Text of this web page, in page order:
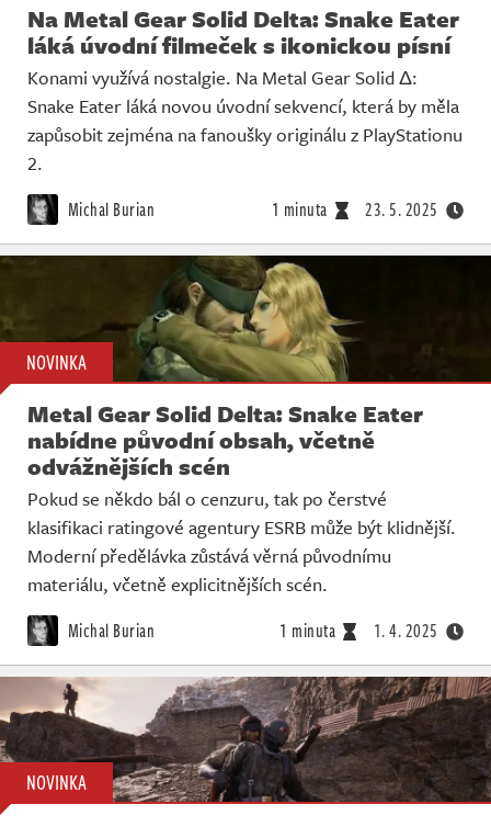
Na Metal Gear Solid Delta: Snake Eater
láká úvodní filmeček s ikonickou písní
Konami využívá nostalgie. Na Metal Gear Solid Δ:
Snake Eater láká novou úvodní sekvencí, která by měla
zapůsobit zejména na fanoušky originálu z PlayStationu
2.
Michal Burian 1 minuta 23. 5. 2025
NOVINKA
Metal Gear Solid Delta: Snake Eater
nabídne původní obsah, včetně
odvážnějších scén
Pokud se někdo bál o cenzuru, tak po čerstvé
klasifikaci ratingové agentury ESRB může být klidnější.
Moderní předělávka zůstává věrná původnímu
materiálu, včetně explicitnějších scén.
Michal Burian 1 minuta 1. 4. 2025
NOVINKA